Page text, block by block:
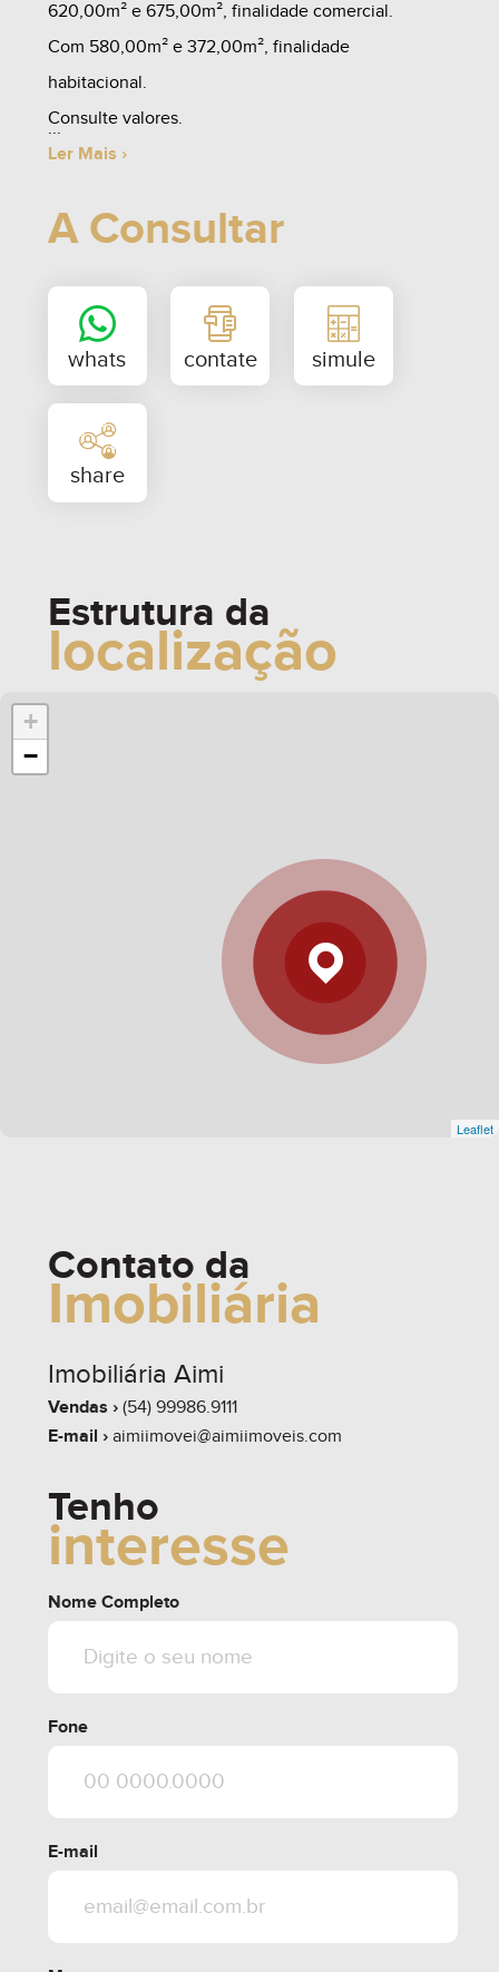
620,00m² e 675,00m², finalidade comercial.
Com 580,00m² e 372,00m², finalidade
habitacional.
Consulte valores.
Ler Mais ›
A Consultar
contate
Estrutura da
localização
+
−
Leaflet
Contato da
Imobiliária
Imobiliária Aimi
Vendas › (54) 99986.9111
E-mail › aimiimovei@aimiimoveis.com
Tenho
interesse
Nome Completo
Fone
E-mail